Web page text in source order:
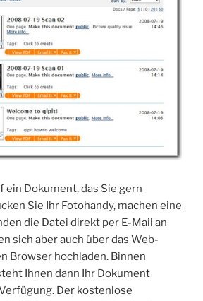
ein Dokument, das Sie gern
Sie Ihr Fotohandy, machen eine
die Datei direkt per E-Mail an
sich aber auch über das Web-
Browser hochladen. Binnen
Ihnen dann Ihr Dokument
Der kostenlose